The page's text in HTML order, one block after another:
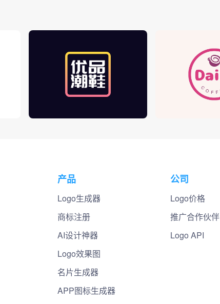
产品
Logo生成器
商标注册
AI设计神器
Logo效果图
名片生成器
APP图标生成器
公司
Logo价格
推广合作伙伴
Logo API